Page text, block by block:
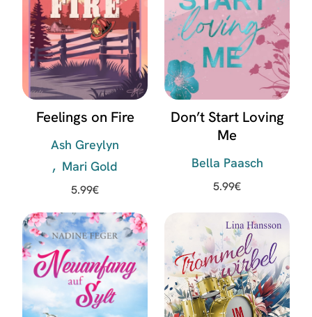
Feelings on Fire
Ash Greylyn
Mari Gold
5.99€
Don’t Start Loving
Me
Bella Paasch
5.99€